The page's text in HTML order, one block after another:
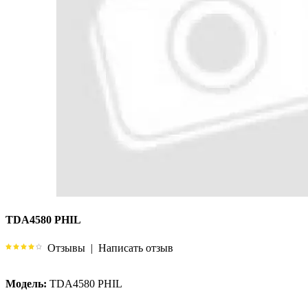
TDA4580 PHIL
Отзывы | Написать отзыв
Модель: TDA4580 PHIL